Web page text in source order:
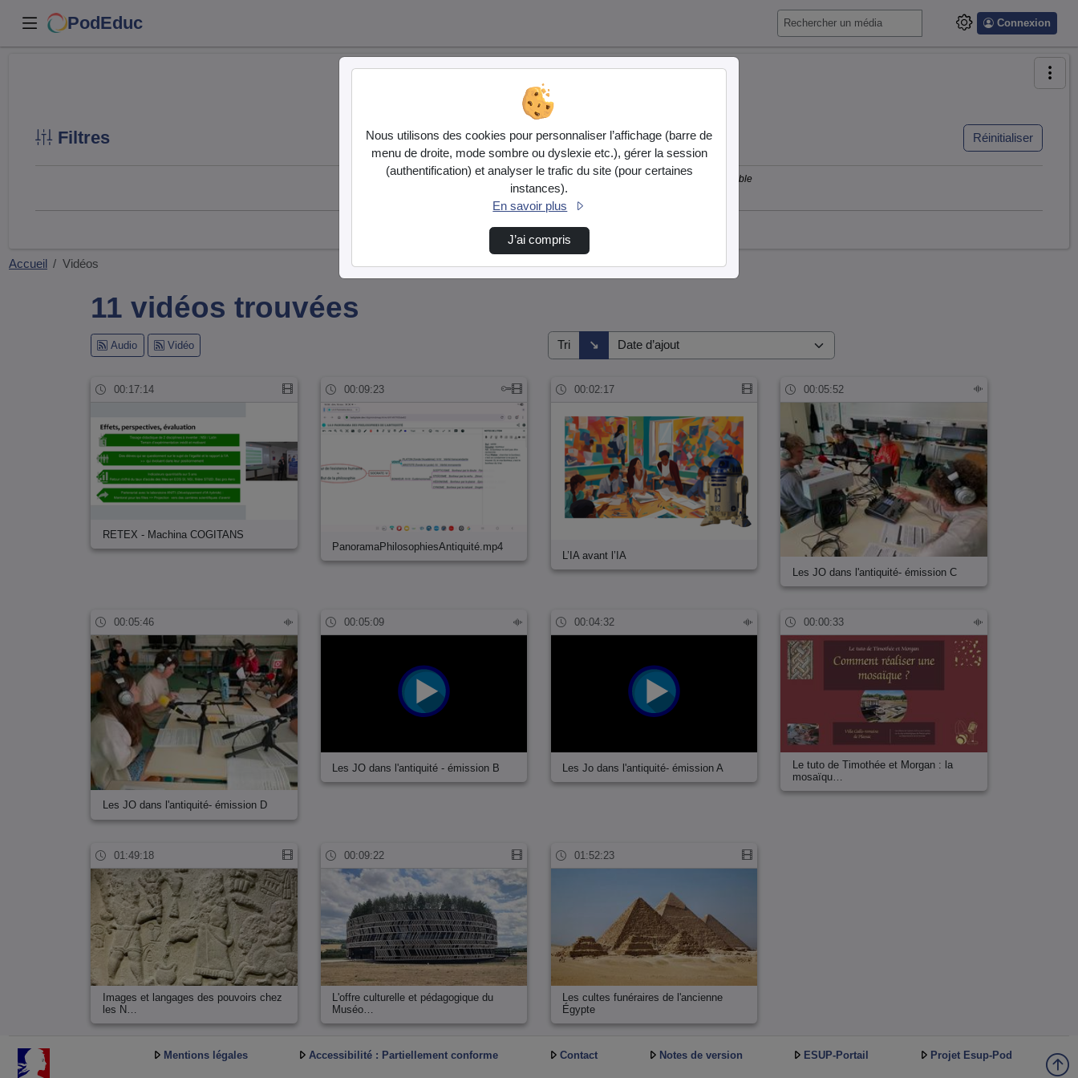
PodEduc Connexion
Filtres Réinitialiser
Accueil Vidéos
11 vidéos trouvées
Audio Vidéo Tri ↘
Direction de tri
00:17:14
RETEX - Machina COGITANS
00:09:23
PanoramaPhilosophiesAntiquité.mp4
00:02:17
L’IA avant l’IA
00:05:52
Les JO dans l'antiquité- émission C
00:05:46
Les JO dans l'antiquité- émission D
00:05:09
Les JO dans l'antiquité - émission B
00:04:32
Les Jo dans l'antiquité- émission A
00:00:33
Le tuto de Timothée et Morgan : la
mosaïqu…
01:49:18
Images et langages des pouvoirs chez
les N…
00:09:22
L'offre culturelle et pédagogique du
Muséo…
01:52:23
Les cultes funéraires de l'ancienne
Égypte
Mentions légales Accessibilité : Partiellement conforme Contact Notes de version ESUP-Portail Projet Esup-Pod
Nous utilisons des cookies pour personnaliser l’affichage (barre de
menu de droite, mode sombre ou dyslexie etc.), gérer la session
(authentification) et analyser le trafic du site (pour certaines
instances).
En savoir plus
J’ai compris